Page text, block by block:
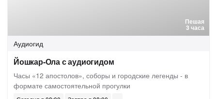
Пешая
3 часа
Аудиогид
Йошкар-Ола с аудиогидом
Часы «12 апостолов», соборы и городские легенды - в
формате самостоятельной прогулки